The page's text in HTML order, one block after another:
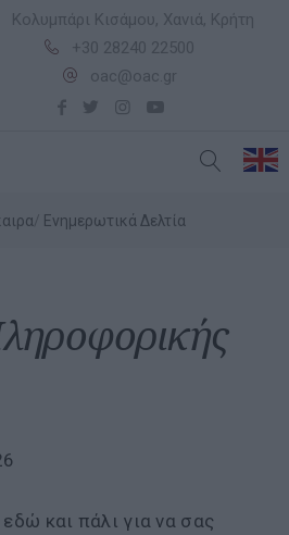
Κολυμπάρι Κισάμου, Χανιά, Κρήτη
+30 28240 22500
oac@oac.gr
Ενημερωτικά Δελτία
και πάλι για να σας